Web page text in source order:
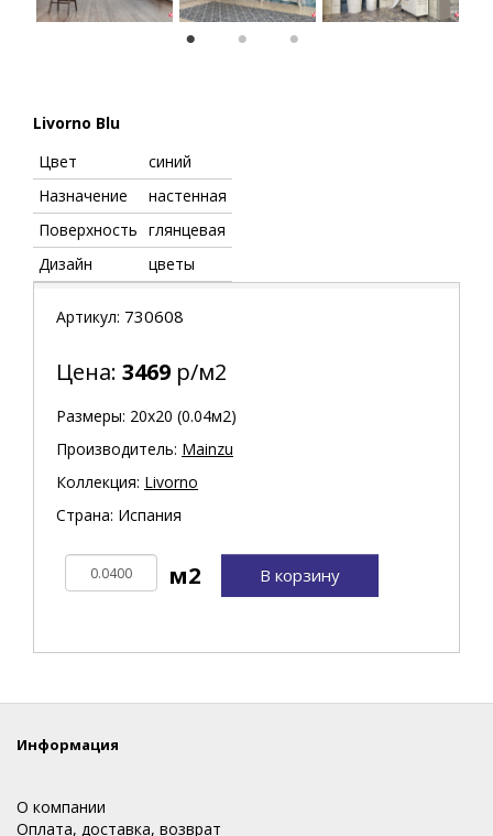
Livorno Blu
Цвет
синий
Назначение
настенная
Поверхность глянцевая
Дизайн
цветы
Артикул: 730608
Цена: 3469 р/м2
Размеры: 20х20 (0.04м2)
Производитель: Mainzu
Коллекция: Livorno
Страна: Испания
В корзину
Информация
О компании
Оплата, доставка, возврат